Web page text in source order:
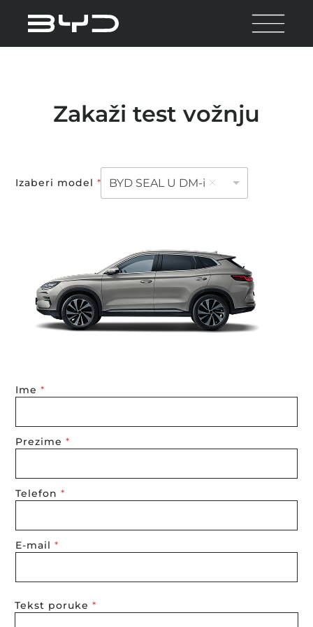
Zakaži test vožnju
Izaberi model * BYD SEAL U DM-i
Ime *
Prezime *
Telefon *
E-mail *
Tekst poruke *